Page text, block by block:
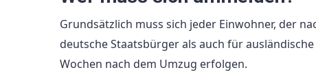
Grundsätzlich muss sich jeder Einwohner, der
deutsche Staatsbürger als auch für
Wochen nach dem Umzug erfolgen.